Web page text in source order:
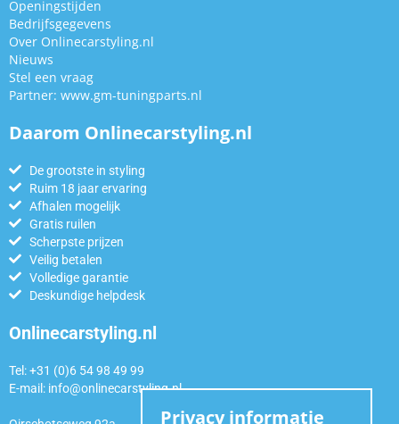
Openingstijden
Bedrijfsgegevens
Over Onlinecarstyling.nl
Nieuws
Stel een vraag
Partner: www.gm-tuningparts.nl
Daarom Onlinecarstyling.nl
De grootste in styling
Ruim 18 jaar ervaring
Afhalen mogelijk
Gratis ruilen
Scherpste prijzen
Veilig betalen
Volledige garantie
Deskundige helpdesk
Onlinecarstyling.nl
Tel: +31 (0)6 54 98 49 99
E-mail: info@onlinecarstyling.nl
Privacy informatie